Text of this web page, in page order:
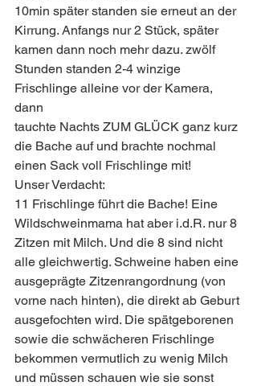
10min später standen sie erneut an der
Kirrung. Anfangs nur 2 Stück, später
kamen dann noch mehr dazu. zwölf
Stunden standen 2-4 winzige
Frischlinge alleine vor der Kamera,
dann
tauchte Nachts ZUM GLÜCK ganz kurz
die Bache auf und brachte nochmal
einen Sack voll Frischlinge mit!
Unser Verdacht:
11 Frischlinge führt die Bache! Eine
Wildschweinmama hat aber i.d.R. nur 8
Zitzen mit Milch. Und die 8 sind nicht
alle gleichwertig. Schweine haben eine
ausgeprägte Zitzenrangordnung (von
vorne nach hinten), die direkt ab Geburt
ausgefochten wird. Die spätgeborenen
sowie die schwächeren Frischlinge
bekommen vermutlich zu wenig Milch
und müssen schauen wie sie sonst